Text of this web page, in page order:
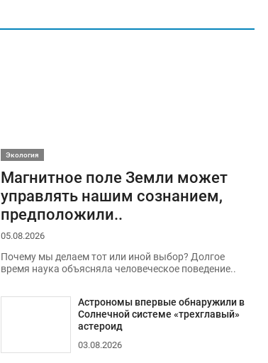
Экология
Магнитное поле Земли может
управлять нашим сознанием,
предположили..
05.08.2026
Почему мы делаем тот или иной выбор? Долгое
время наука объясняла человеческое поведение..
Астрономы впервые обнаружили в
Солнечной системе «трехглавый»
астероид
03.08.2026